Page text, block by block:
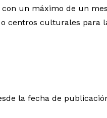
un máximo de un
centros culturales para
la fecha de